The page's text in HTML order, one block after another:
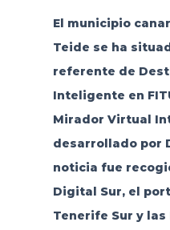
El municipio
Teide se ha
referente de
Inteligente en
Mirador Virtual
desarrollado por
noticia fue
Digital Sur, el
Tenerife Sur y las